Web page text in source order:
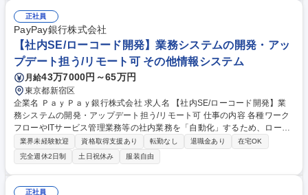
正社員
PayPay銀行株式会社
【社内SE/ローコード開発】業務システムの開発・アッ
プデート担う/リモート可 その他情報システム
月給43万7000円～65万円
東京都新宿区
企業名 ＰａｙＰａｙ銀行株式会社 求人名 【社内SE/ローコード開発】業
務システムの開発・アップデート担う/リモート可 仕事の内容 各種ワーク
フローやITサービス管理業務等の社内業務を「自動化」するため、ローコ
ード開発プラットフォームを利用した業務課題の解決を担当いただきま
す。 ■社内の業務改善要望ニーズのヒアリング、課題感の抽出や要件整
理、システム要件定義 ■詳細設計、システム開発、テスト、リリースの実
施 ■社内業務におけるiPaaSやAIを用いた業務プロセスの自動化推進 【開
発環境】Outsystems（ローコードによるWebアプリケーション開発） 開
業界未経験歓迎 資格取得支援あり 転勤なし 退職金あり
在宅OK
完全週休2日制
土日祝休み 服装自由
正社員